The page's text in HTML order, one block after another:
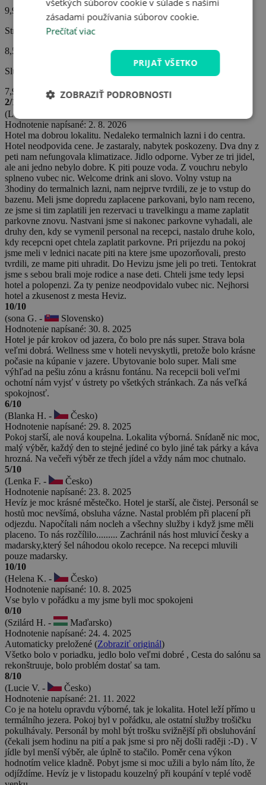
9,9
Strava
8,5
Služby hotela
7,9
2/10
(Lenka K. -
Hodnotenie napísané: 2. 8. 2026
Hotel ma dobrou lokalitu. Nedaleko termalnich lazni i do centra.
Hotel neodpovida cene. Je zastaraly, nabytek poskozeny. Dva dny z
peti nam nefungovala klimatizace. Jidlo odporne. Vyber ze tri jidel,
ale ani jedno nebylo dobre. K piti pouze voda. Z vouchru nebylo
splneno vubec nic. Welcome drink ani slovo. Volny vstup na
3hodiny do termalnich lazni, nam nejprve tvrdili, ze je to vstup do
bazenu. Meli jsme dopredu zaplacene parkovani, bylo nam receno,
ze jsme si tim zaplatili jen rezervaci u travelkingu a mame zaplatit
parkovne znovu. Nastvani jsme si nakonec parkovne vyhadali, ale
druhy den, kdy se vymenil personal na recepci, nastalo druhe kolo,
kdy recepcni opet chtela zaplatit parkovne. Pri prijezdu na pokoj
jsme meli v lednici nacate piti na ktere jsme upozorňovali, presto
tvrdili, ze mame piti uhradit. Do Hevizu jsme jeli po treti. Tentokrat
jsme s sebou brali moje rodice a nase deti. Chteli jsme tedy lepsi
hotel a polopenzi. Za ty penize neodpovidalo vubec nic. Nejhorsi
hotel a zkusenost z mesta Heviz.
10/10
(sona G. -
Slovensko)
Hodnotenie napísané: 30. 8. 2025
Hotel je pár krokov od jazera, čo bolo pre nás super. Strava bola
veľmi dobrá. Wellness sme v hoteli nevyskytli, pretože bolo krásne
počasie na kúpanie v jazere. Ubytovanie bolo super. Mali sme
výhľad na pešiu zónu a krásnu fontánu. Na recepcii boli veľmi
ochotní nám vyjsť v ústrety po všetkých stránkach. Za nás veľká
spokojnosť.
6/10
(Blanka H. -
Česko)
Hodnotenie napísané: 29. 8. 2025
Pokoj starší, ale nová koupelna. Lokalita výborná. Snídaně nic moc,
malý výběr, každý den to stejné jediné co bylo jiné tak párky a káva
hrozná. Na večeři výběr ze třech jídel a vždy nám moc chutnalo.
5/10
(Lenka F. -
Česko)
Hodnotenie napísané: 23. 8. 2025
Hevíz je moc krásné městečko. Hotel je starší, ale čistej. Personál se
hostů moc nevšímá, obsluha vázne. Nastal problém při placení při
odjezdu. Napočítali nám nocleh a všechny služby i když jsme měli
placeno. To nás rozčílilo......... Zachránil nás host mluvicí česky a
madarsky,který šel náhodou okolo recepce. Na recepci mluvili
pouze madarsky.
10/10
(Helena K. -
Česko)
Hodnotenie napísané: 10. 8. 2025
Vse bylo v pořádku a my jsme byli moc spokojeni
0/10
(Szilárd H. -
Maďarsko)
Hodnotenie napísané: 24. 4. 2025
Automaticky preložené (Zobraziť originál)
Všetko bolo v poriadku, jedlo bolo veľmi dobré , Cesta do salónu sa
rekonštruuje, bolo problém dostať sa tam.
8/10
(Lucie V. -
Česko)
Hodnotenie napísané: 21. 11. 2022
Co je na hotelu opravdu výborné, tak je lokalita. Hotel leží přímo u
termálního jezera. Pokoj byl v pořádku, ale ostatní služby trošičku
pokulhávaly. Personál by mohl být trošku svižnější při obsluhování
(čekali jsem hodinu na pití a pak jsme si pro něj došli raději :-D) . V
jídle byl menší výběr, ale úplně to stačilo. Poměr cena výkon
hodnotím velice kladně. Pobyt jsme si moc užili a bylo nám líto, že
odjíždíme. Hevíz je v listopadu kouzelný při koupání v teplé vodě
všetkých súborov cookie v súlade s našimi
zásadami používania súborov cookie.
Prečítať viac
PRIJAŤ VŠETKO
ZOBRAZIŤ PODROBNOSTI